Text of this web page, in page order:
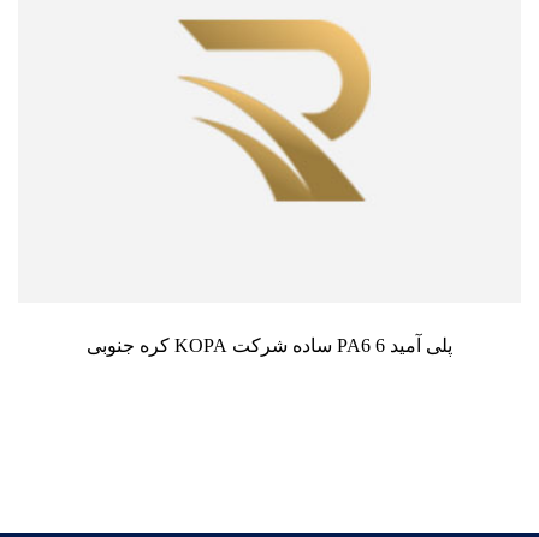
پلی آمید 6 PA6 ساده شرکت KOPA کره جنوبی